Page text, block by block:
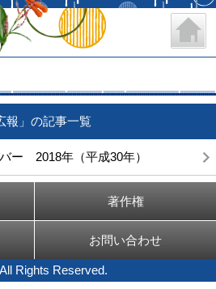
藍住町
報」の記事一覧
ー 2018年（平成30年）
著作権
お問い合わせ
Rights Reserved.